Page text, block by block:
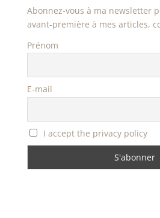
Abonnez-vous à ma newsletter
avant-première à mes articles,
Prénom
E-mail
I accept the privacy policy